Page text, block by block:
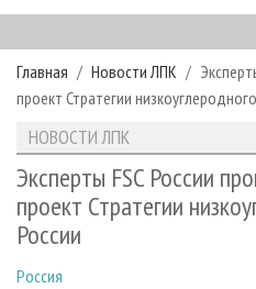
ГЛАВНАЯ
РУБРИКИ И ТЕМЫ
РУБРИКИ ЖУРНАЛА
ЛЕСОЗАГОТОВКА
ЛЕСОПИЛЕНИЕ
ДЕРЕВООБРАБОТКА
СУШКА ДРЕВЕСИНЫ
НОВОСТИ
НОВОСТИ ЛПК
НОВОСТИ ЖУРНАЛА
НОВОСТИ КОМПАНИЙ
ПРОЕКТЫ ЛПИ
АНАЛИТИКА
ПРЕДПРИЯТИЯ ЛПК
ЛЕСНЫЕ РЕГИОНЫ РОССИИ
ПЕРСОНЫ
АРХИВ ЖУРНАЛОВ
СТАТЬИ
О ЖУРНАЛЕ
ПОДПИСКА
КОНТАКТЫ
РЕКЛАМОДАТЕЛЯМ
РЕКЛАМА
Главная Новости ЛПК
проект Стратегии
НОВОСТИ ЛПК
Эксперты FSC России
проект Стратегии
России
Россия